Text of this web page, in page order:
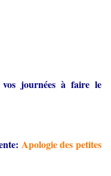
vos journées à faire le
Apologie des petites